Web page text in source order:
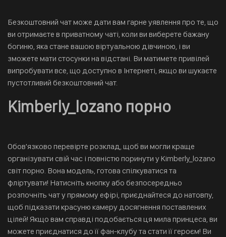
Безкоштовний чат може дати вам гарне уявлення про те, що
ви отримаєте в приватному чаті, коли ви виберете бажану
богиню, яка стане вашою віртуальною дівчиною, і ви
зможете мати стосунки на відстані. Ви матимете привілей
випробувати все, що доступно в Інтернеті, якщо ви шукаєте
пустотливий безкоштовний чат.
Kimberly_lozano порно
Обов'язково перевірте розклад, щоб ви могли краще
організувати свій час і повністю поринути у Kimberly_lozano
світ порно. Вона модель, готова спілкуватися та
фліртувати! Натисніть кнопку або безпосередньо
розпочніть чат у прямому ефірі, приєднайтеся до натовпу,
щоб підказати красуню камеру досягнення поставлених
цілей! Якщо вам справді подобається ця мила принцеса, ви
можете приєднатися до її фан-клубу та стати її героєм! Ви